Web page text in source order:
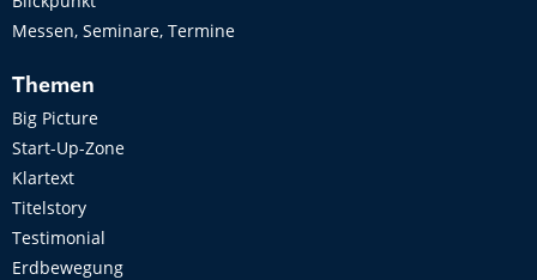
Messen, Seminare, Termine
Themen
Big Picture
Start-Up-Zone
Klartext
Titelstory
Testimonial
Erdbewegung